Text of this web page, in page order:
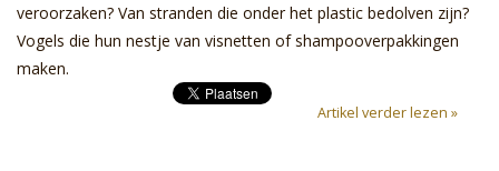
Skin Collection
veroorzaken? Van stranden die onder het plastic bedolven zijn?
Vogels die hun nestje van visnetten of shampooverpakkingen
maken.
Artikel verder lezen »